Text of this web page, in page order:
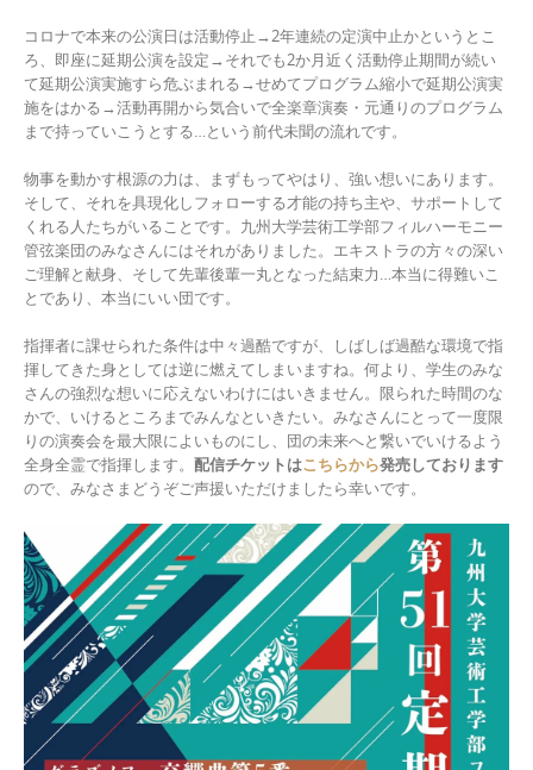
コロナで本来の公演日は活動停止→2年連続の定演中止かというとこ
ろ、即座に延期公演を設定→それでも2か月近く活動停止期間が続い
て延期公演実施すら危ぶまれる→せめてプログラム縮小で延期公演実
施をはかる→活動再開から気合いで全楽章演奏・元通りのプログラム
まで持っていこうとする…という前代未聞の流れです。
物事を動かす根源の力は、まずもってやはり、強い想いにあります。
そして、それを具現化しフォローする才能の持ち主や、サポートして
くれる人たちがいることです。九州大学芸術工学部フィルハーモニー
管弦楽団のみなさんにはそれがありました。エキストラの方々の深い
ご理解と献身、そして先輩後輩一丸となった結束力…本当に得難いこ
とであり、本当にいい団です。
指揮者に課せられた条件は中々過酷ですが、しばしば過酷な環境で指
揮してきた身としては逆に燃えてしまいますね。何より、学生のみな
さんの強烈な想いに応えないわけにはいきません。限られた時間のな
かで、いけるところまでみんなといきたい。みなさんにとって一度限
りの演奏会を最大限によいものにし、団の未来へと繋いでいけるよう
全身全霊で指揮します。 配信チケットはこちらから発売しております
ので、みなさまどうぞご声援いただけましたら幸いです。